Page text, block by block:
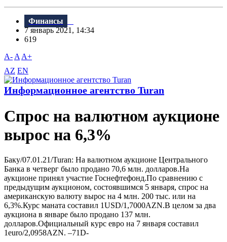
Финансы
7 январь 2021, 14:34
619
A- A A+
AZ EN
Информационное агентство Turan
Спрос на валютном аукционе
вырос на 6,3%
Баку/07.01.21/Turan: На валютном аукционе Центрального
Банка в четверг было продано 70,6 млн. долларов.На
аукционе принял участие Госнефтефонд.По сравнению с
предыдущим аукционом, состоявшимся 5 января, спрос на
американскую валюту вырос на 4 млн. 200 тыс. или на
6,3%.Курс маната составил 1USD/1,7000AZN.В целом за два
аукциона в январе было продано 137 млн.
долларов.Официальный курс евро на 7 января составил
1euro/2,0958AZN. –71D-